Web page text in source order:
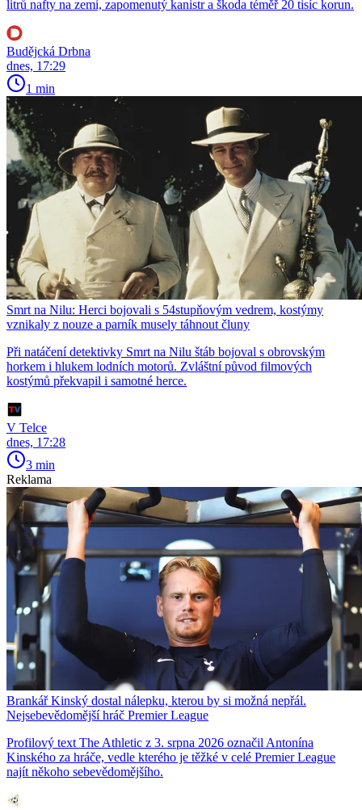
litrů nafty na zemi, zapomenutý kanistr a škoda téměř 20 tisíc korun.
Budějcká Drbna
dnes, 17:29
1 min
Smrt na Nilu: Herci bojovali s 54stupňovým vedrem, kostýmy
vznikaly z nouze a parník musely táhnout čluny
Při natáčení detektivky Smrt na Nilu štáb bojoval s obrovským
horkem i hlukem lodních motorů. Zvláštní původ filmových
kostýmů překvapil i samotné herce.
V Telce
dnes, 17:28
3 min
Reklama
Brankář Kinský dostal nálepku, kterou by si možná nepřál.
Nejsebevědomější hráč Premier League
Profilový text The Athletic z 3. srpna 2026 označil Antonína
Kinského za hráče, vedle kterého je těžké v celé Premier League
najít někoho sebevědomějšího.